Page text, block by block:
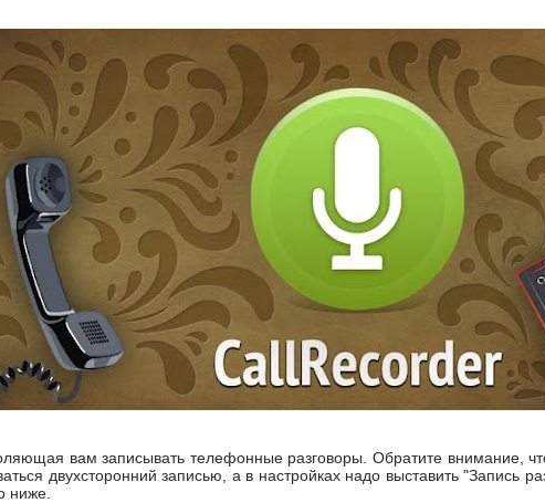
вам записывать телефонные разговоры. Обратите внимание,
двухсторонний записью, а в настройках надо выставить "Запись
ниже.